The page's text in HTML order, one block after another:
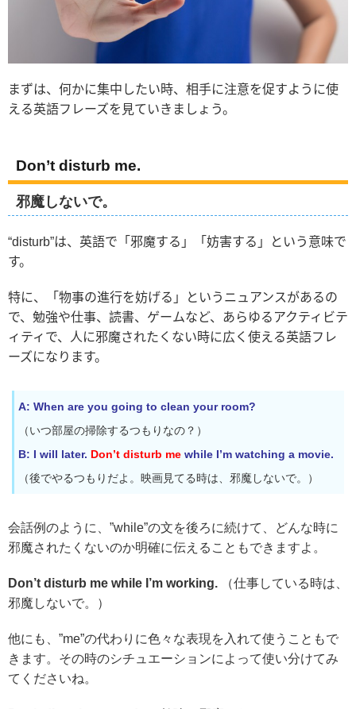
まずは、何かに集中したい時、相手に注意を促すように使
える英語フレーズを見ていきましょう。
Don’t disturb me.
邪魔しないで。
“disturb”は、英語で「邪魔する」「妨害する」という意味で
す。
特に、「物事の進行を妨げる」
というニュアンスがあるの
で、勉強や仕事、読書、ゲームなど、あらゆるアクティビテ
ィティで、人に邪魔されたくない時に広く使える英語フレ
ーズになります。
A: When are you going to clean your room?
（いつ部屋の掃除するつもりなの？）
B: I will later. Don’t disturb me while I’m watching a movie.
（後でやるつもりだよ。映画見てる時は、邪魔しないで。）
会話例のように、”while”の文を後ろに続けて、どんな時に
邪魔されたくないのか明確に伝えることもできますよ。
Don’t disturb me while I’m working. （仕事している時は、
邪魔しないで。）
他にも、”me”の代わりに色々な表現を入れて使うこともで
きます。その時のシチュエーションによって使い分けてみ
てくださいね。